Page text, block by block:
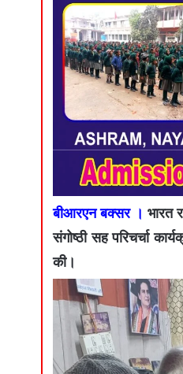
बीआरएन बक्सर । भारत
संगोष्ठी सह परिचर्चा
की।